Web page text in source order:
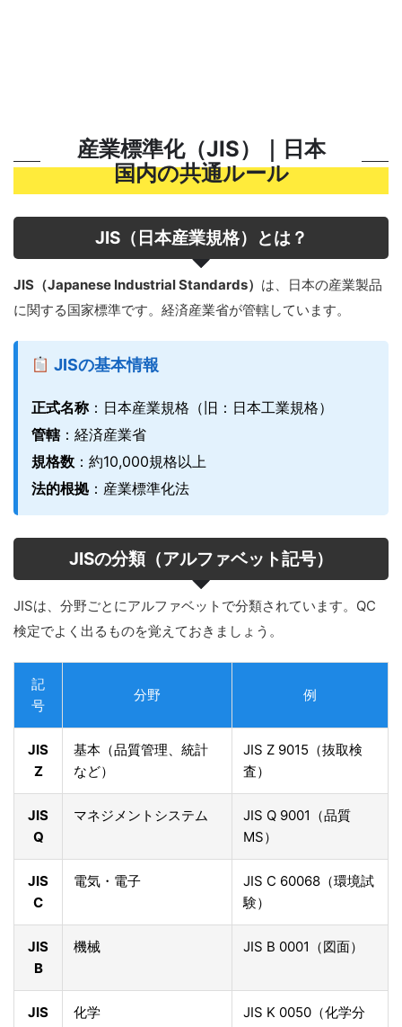
産業標準化（JIS）｜日本
国内の共通ルール
JIS（日本産業規格）とは？
JIS（Japanese Industrial Standards） は、日本の産業製品
に関する国家標準です。経済産業省が管轄しています。
JISの基本情報
正式名称：日本産業規格（旧：日本工業規格）
管轄：経済産業省
規格数 ：約10,000規格以上
法的根拠 ：産業標準化法
JISの分類（アルファベット記号）
JISは、分野ごとにアルファベットで分類されています。QC
検定でよく出るものを覚えておきましょう。
記
号
分野 例
JIS
Z
基本（品質管理、統計
など）
JIS Z 9015（抜取検
査）
JIS
Q
マネジメントシステム
JIS Q 9001（品質
MS）
JIS
C
電気・電子
JIS C 60068（環境試
験）
JIS
B
機械 JIS B 0001（図面）
JIS
化学
JIS K 0050（化学分